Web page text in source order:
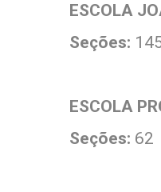
ESCOLA
Seções:
ESCOLA
Seções: 62